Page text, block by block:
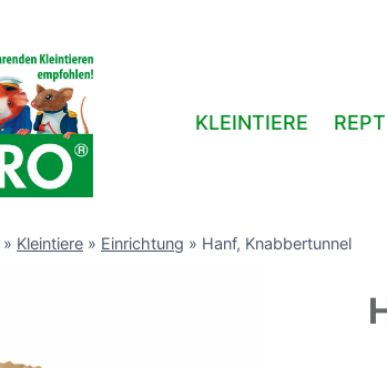
KLEINTIERE
» Kleintiere » Einrichtung » Hanf, Knabbertunnel